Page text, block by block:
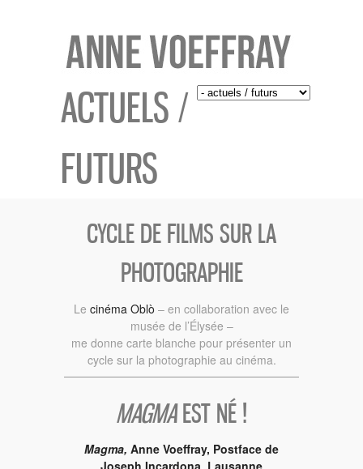
ACTUELS /
FUTURS
CYCLE DE FILMS SUR LA
PHOTOGRAPHIE
Le cinéma Oblò – en collaboration avec le
musée de l’Élysée –
me donne carte blanche pour présenter un
cycle sur la photographie au cinéma.
MAGMAEST NÉ !
Magma, Anne Voeffray, Postface de